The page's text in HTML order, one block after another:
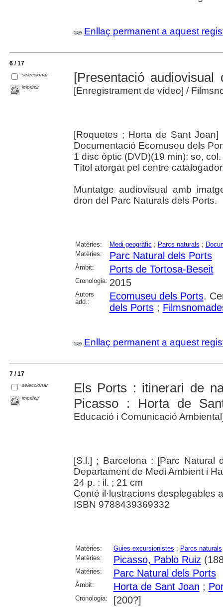
Enllaç permanent a aquest
6 / 17
seleccionar
imprimir
[Presentació
[Enregistrament de vídeo] /
[Roquetes ; Horta de Sant
Documentació Ecomuseu dels
1 disc òptic (DVD)(19 min): so, col.
Títol atorgat pel centre
Muntatge audiovisual amb
dron del Parc Naturals dels Ports.
Matèries: Medi geogràfic ; Parcs naturals ;
Matèries:
Parc Natural dels Ports
Àmbit: Ports de Tortosa-Beseit
Cronologia: 2015
Autors
add.:
Ecomuseu dels Ports.
dels Ports;
Enllaç permanent a aquest
7 / 17
seleccionar
imprimir
Els Ports : itinerari de
Picasso : Horta de
Educació i Comunicació
[S.l.] ; Barcelona : [Parc Natural
Departament de Medi Ambient i
24 p. : il. ; 21 cm
Conté il·lustracions desplegables
ISBN 9788439369332
Matèries: Guies excursionistes ; Parcs naturals
Matèries:
Picasso, Pablo Ruiz
Matèries: Parc Natural dels Ports
Àmbit: Horta de Sant Joan ;
Cronologia: [200?]